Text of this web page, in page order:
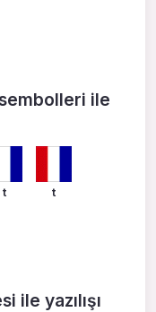
ile
t t
ile yazılışı